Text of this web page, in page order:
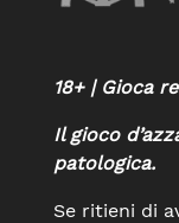
18+ | Gioca
Il gioco
patologica.
Se ritieni di